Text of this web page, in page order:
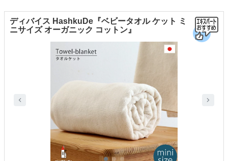
ディバイス HashkuDe『ベビータオル ケット ミ
ニサイズ オーガニック コットン』